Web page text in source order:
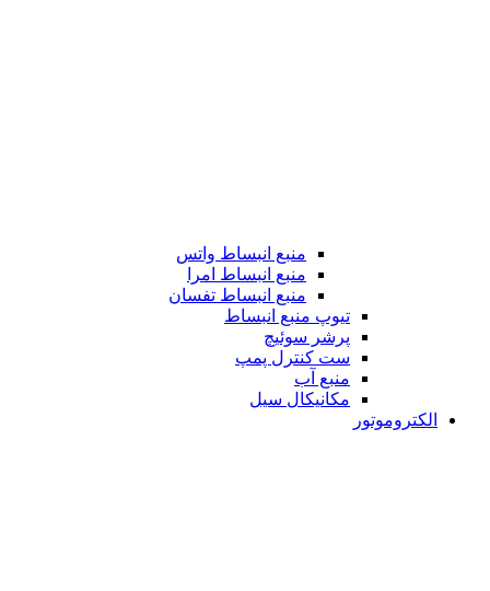
منبع انبساط واتس
منبع انبساط امرا
منبع انبساط تفسان
تیوپ منبع انبساط
پرشر سوئیچ
ست کنترل پمپ
منبع آب
مکانیکال سیل
الکتروموتور